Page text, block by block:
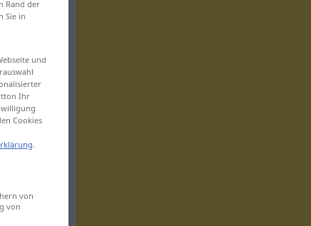
Rand der
Sie in
und
Ihr
Cookies
.
von
von